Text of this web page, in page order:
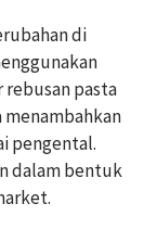
di
rebusan pasta
pengental.
dalam bentuk